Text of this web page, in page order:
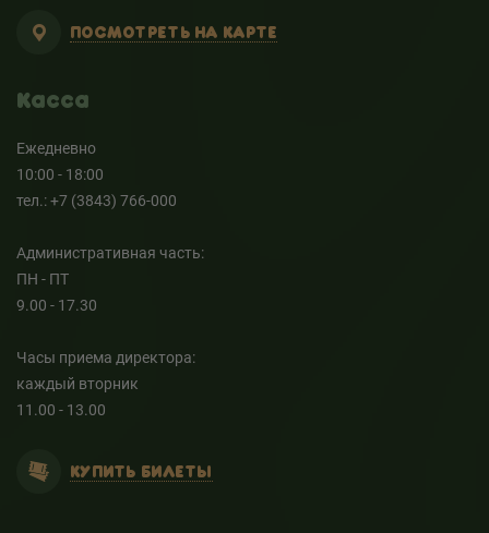
ПОСМОТРЕТЬ НА КАРТЕ
Касса
Ежедневно
10:00 - 18:00
тел.: +7 (3843) 766-000
Административная часть:
ПН - ПТ
9.00 - 17.30
Часы приема директора:
каждый вторник
11.00 - 13.00
КУПИТЬ БИЛЕТЫ